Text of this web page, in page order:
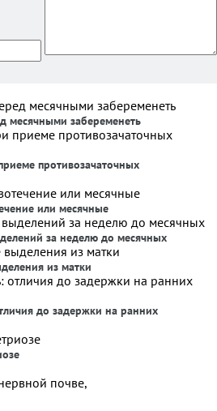
месячными забеременеть
противозачаточных
или месячные
за неделю до месячных
из матки
до задержки на ранних